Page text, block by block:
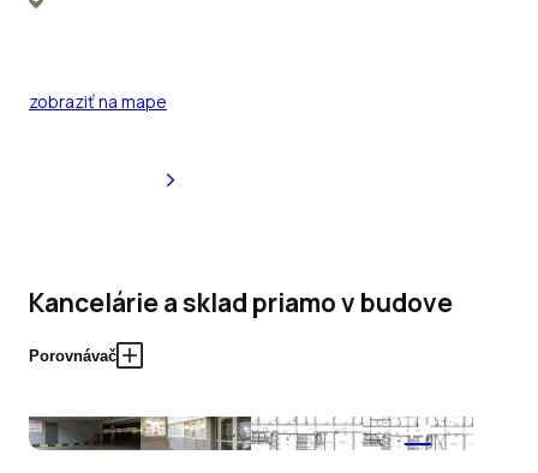
zobraziť na mape
Kancelárie a sklad priamo v budove
Porovnávač
+7